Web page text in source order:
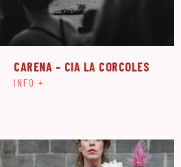
CARENA – CIA LA CORCOLES
INFO +